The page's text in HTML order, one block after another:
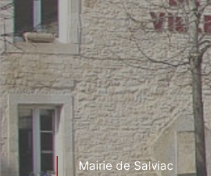
Mairie de Salviac